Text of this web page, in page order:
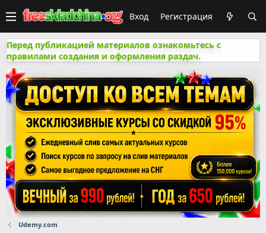
Вход Регистрация
Перед публикацией материалов ознакомьтесь с
правилами создания и оформления раздач.
Udemy.com